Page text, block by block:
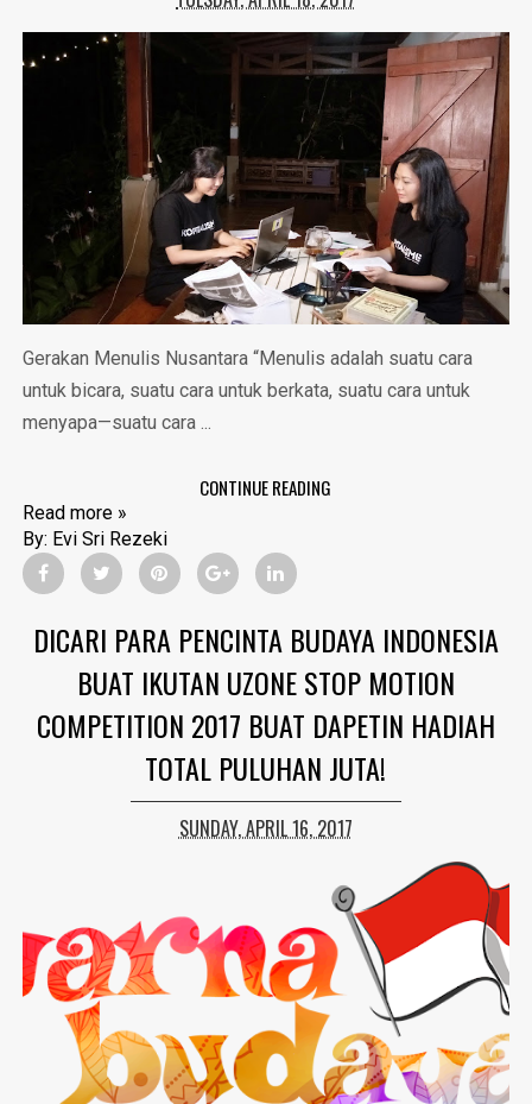
Gerakan Menulis Nusantara “Menulis adalah suatu cara
untuk bicara, suatu cara untuk berkata, suatu cara untuk
menyapa—suatu cara ...
CONTINUE READING
Read more »
By: Evi Sri Rezeki
DICARI PARA PENCINTA BUDAYA INDONESIA
BUAT IKUTAN UZONE STOP MOTION
COMPETITION 2017 BUAT DAPETIN HADIAH
TOTAL PULUHAN JUTA!
SUNDAY, APRIL 16, 2017